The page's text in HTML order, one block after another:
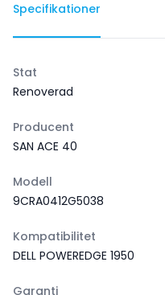
Specifikationer
Stat
Renoverad
Producent
SAN ACE 40
Modell
9CRA0412G5038
Kompatibilitet
DELL POWEREDGE 1950
Garanti